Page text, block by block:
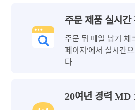
주문 제품 실시간
주문 뒤 매일 납기 체
페이지'에서 실시간
다
20여년 경력 MD